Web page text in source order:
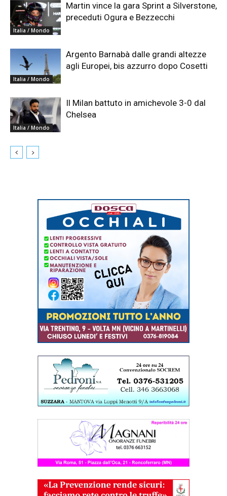
Italia / Mondo
Martin vince la gara Sprint a Silverstone,
preceduti Ogura e Bezzecchi
Italia / Mondo
Argento Barnabà dalle grandi altezze
agli Europei, bis azzurro dopo Cosetti
Italia / Mondo
Il Milan battuto in amichevole 3-0 dal
Chelsea